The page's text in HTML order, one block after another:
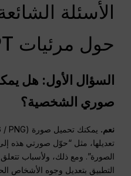
الأسئلة
حول مرئيات ChatGPT
السؤال الأول: هل
صوري الشخصية؟
نعم.
تعديلها، مثل “حوّل صورتي هذه
الصورة”. ومع ذلك، ولأسباب
التطبيق بتعديل وجوه الأشخاص